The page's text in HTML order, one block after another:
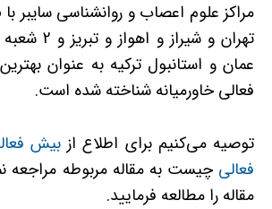
تهران و
عمان و استانبول ترکیه به عنوان
فعالی خاورمیانه شناخته شده است.
توصیه می‌کنیم برای اطلاع از بیش
فعالی چیست به مقاله مربوطه
مقاله را مطالعه فرمایید.